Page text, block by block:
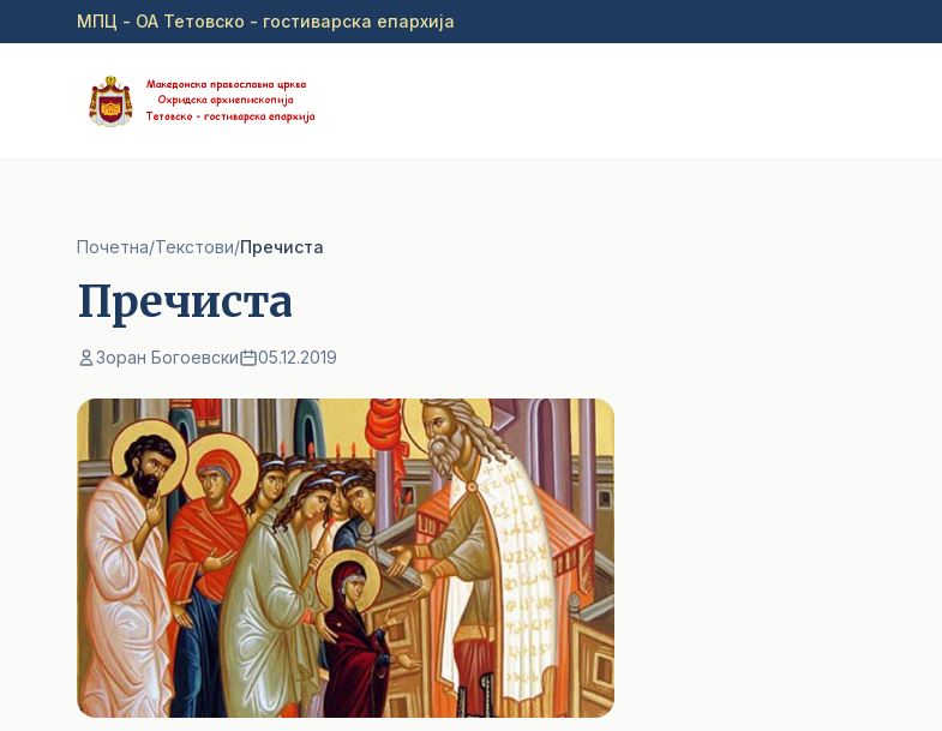
Прејди на главна содржина
МПЦ - ОА Тетовско - гостиварска епархија
Почетна/Текстови/Прeчиста
Прeчиста
Зоран Богоевски 05.12.2019